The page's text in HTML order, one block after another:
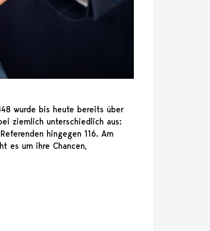
wurde bis heute bereits über
ziemlich unterschiedlich aus:
hingegen 116. Am
es um ihre Chancen,